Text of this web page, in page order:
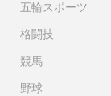
五輪スポーツ
格闘技
競馬
野球